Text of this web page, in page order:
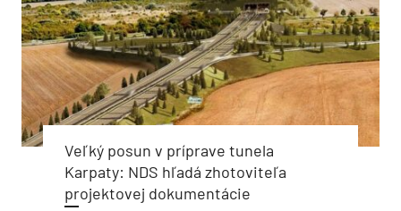
Veľký posun v príprave tunela
Karpaty: NDS hľadá zhotoviteľa
projektovej dokumentácie